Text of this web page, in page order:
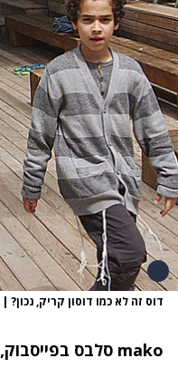
דוס זה לא כמו דוסון קריק, נכון? |
mako סלבס בפייסבוק,